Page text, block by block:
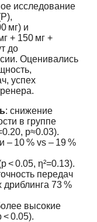
исследование
мг) и
+ 150 мг +
до
Оценивались
успех
: снижение
в группе
p≈0.03).
– 10 % vs – 19 %
< 0.05, η²=0.13).
передач
дриблинга 73 %
высокие
< 0.05).